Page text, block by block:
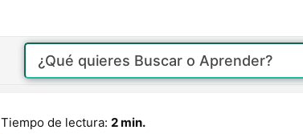
Tiempo de lectura: 2 min.